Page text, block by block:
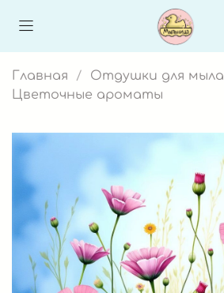
Главная
Отдушки для мыла
Цветочные ароматы